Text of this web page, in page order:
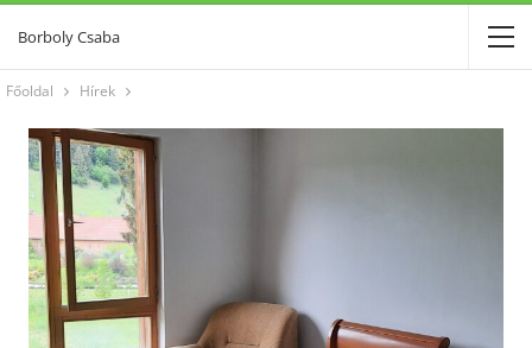
Borboly Csaba
Főoldal Hírek